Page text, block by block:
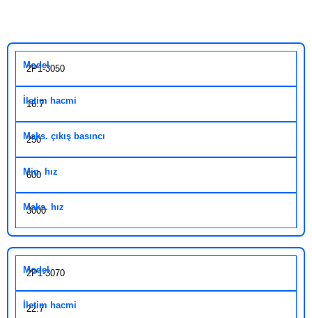
2P1-3050
16.7
250
600
3000
2P1-3070
22.7